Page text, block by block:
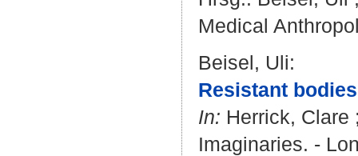
Medical
Beisel, Uli:
Resistant
In: Herrick, Clare
Imaginaries. -